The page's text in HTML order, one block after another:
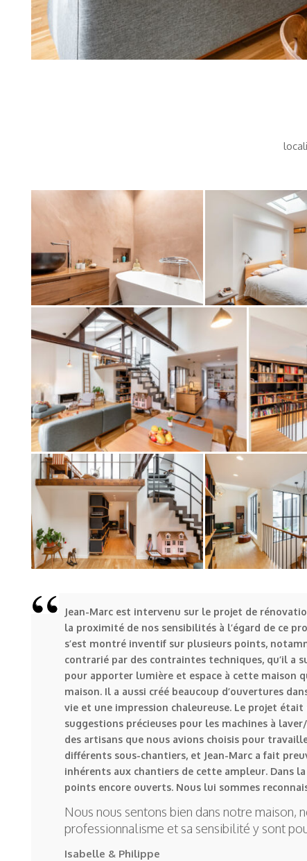
Jean-Marc est intervenu sur le projet de
la proximité de nos sensibilités à l’égard de ce
s’est montré inventif sur plusieurs points,
contrarié par des contraintes techniques, qu’il a
pour apporter lumière et espace à cette maison
maison. Il a aussi créé beaucoup d’ouvertures
vie et une impression chaleureuse. Le projet
suggestions précieuses pour les machines à
des artisans que nous avions choisis pour
différents sous-chantiers, et Jean-Marc a fait
inhérents aux chantiers de cette ampleur.
points encore ouverts. Nous lui sommes
Nous nous sentons bien dans notre maison,
professionnalisme et sa sensibilité y sont
Isabelle & Philippe